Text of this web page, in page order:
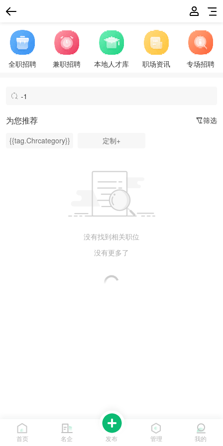
全职招聘 兼职招聘 本地人才库 职场资讯 专场招聘
筛选
为您推荐
{{tag.Chrcategory}} 定制+
没有找到相关职位
没有更多了
首页 名企 发布 管理 我的